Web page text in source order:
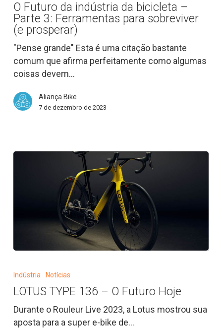
indústria
da
bicicleta
–
Parte
3:
para
sobreviver
O Futuro da indústria da bicicleta –
Parte 3: Ferramentas para sobreviver
(e prosperar)
"Pense grande" Esta é uma citação bastante
comum que afirma perfeitamente como algumas
coisas devem…
Aliança Bike
7 de dezembro de 2023
–
O
Futuro
Indústria Notícias
LOTUS TYPE 136 – O Futuro Hoje
Durante o Rouleur Live 2023, a Lotus mostrou sua
aposta para a super e-bike de…